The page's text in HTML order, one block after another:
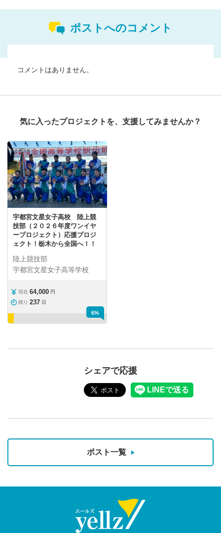
ポストへのコメント
コメントはありません。
気に入ったプロジェクトを、支援してみませんか？
宇都宮文星女子高校 陸上競
技部（２０２６年度ワンイヤ
ープロジェクト）応援プロジ
ェクト！栃木から全国へ！！
陸上競技部
宇都宮文星女子高等学校
現在 64,000 円
残り 237 日
6%
シェアで応援
ポスト一覧